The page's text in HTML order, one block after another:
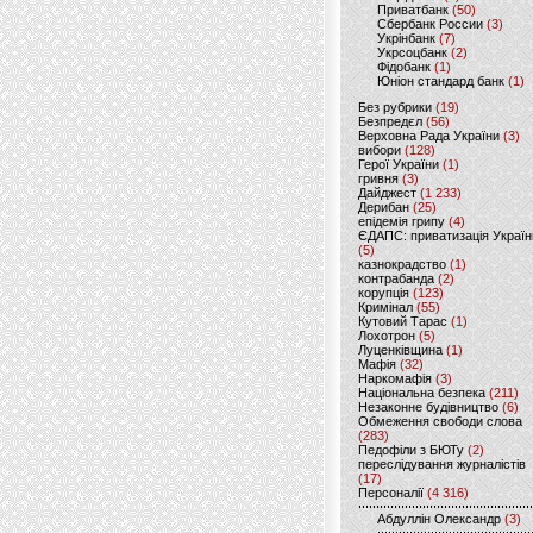
Приватбанк (50)
Сбербанк России (3)
Укрінбанк(7)
Укрсоцбанк (2)
Фідобанк (1)
Юніон стандард банк(1)
Без рубрики (19)
Безпредєл(56)
Верховна Рада України (3)
вибори(128)
Герої України(1)
гривня (3)
Дайджест (1 233)
Дерибан (25)
епідемія грипу (4)
ЄДАПС: приватизація
(5)
казнокрадство (1)
контрабанда (2)
корупція (123)
Кримінал (55)
Кутовий Тарас (1)
Лохотрон(5)
Луценківщина (1)
Мафія (32)
Наркомафія (3)
Національна безпека (211)
Незаконне будівництво(6)
Обмеження свободи слова
(283)
Педофіли з БЮТу (2)
переслідування журналістів
(17)
Персоналії (4 316)
Абдуллін Олександр (3)